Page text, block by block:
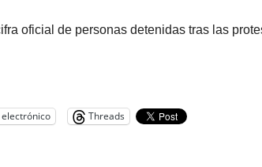
oficial de personas detenidas tras las
Threads